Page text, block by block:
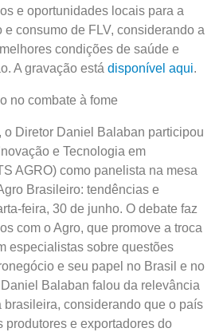
e oportunidades locais para a
consumo de FLV, considerando a
condições de saúde e
A gravação está disponível aqui.
no combate à fome
o Diretor Daniel Balaban participou
e Tecnologia em
AGRO) como panelista na mesa
Brasileiro: tendências e
feira, 30 de junho. O debate faz
com o Agro, que promove a troca
especialistas sobre questões
e seu papel no Brasil e no
Balaban falou da relevância
considerando que o país
produtores e exportadores do